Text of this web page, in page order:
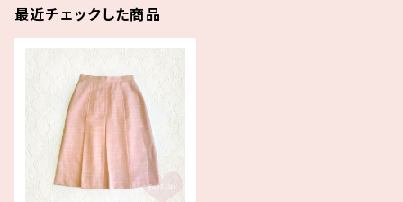
最近チェックした商品